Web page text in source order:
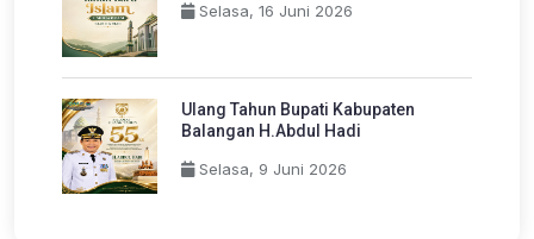
Selasa, 16 Juni 2026
Ulang Tahun Bupati Kabupaten
Balangan H.Abdul Hadi
Selasa, 9 Juni 2026